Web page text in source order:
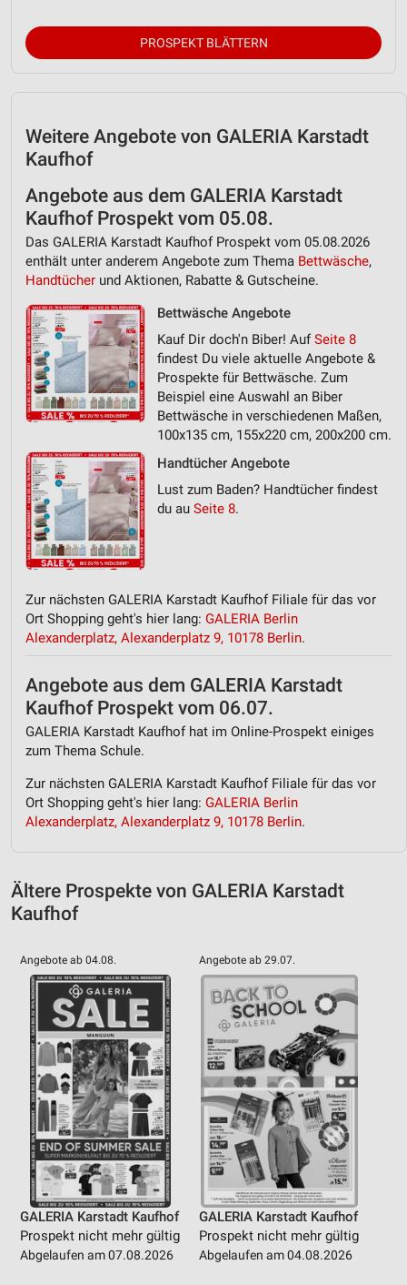
PROSPEKT BLÄTTERN
Weitere Angebote von GALERIA Karstadt
Kaufhof
Angebote aus dem GALERIA Karstadt
Kaufhof Prospekt vom 05.08.
Das GALERIA Karstadt Kaufhof Prospekt vom 05.08.2026
enthält unter anderem Angebote zum Thema Bettwäsche,
Handtücher und Aktionen, Rabatte & Gutscheine.
Bettwäsche Angebote
Kauf Dir doch'n Biber! AufSeite 8
findest Du viele aktuelle Angebote &
Prospekte für Bettwäsche. Zum
Beispiel eine Auswahl an Biber
Bettwäsche in verschiedenen Maßen,
100x135 cm, 155x220 cm, 200x200 cm.
Handtücher Angebote
Lust zum Baden? Handtücher findest
du au Seite 8.
Zur nächsten GALERIA Karstadt Kaufhof Filiale für das vor
Ort Shopping geht's hier lang: GALERIA Berlin
Alexanderplatz, Alexanderplatz 9, 10178 Berlin.
Angebote aus dem GALERIA Karstadt
Kaufhof Prospekt vom 06.07.
GALERIA Karstadt Kaufhof hat im Online-Prospekt einiges
zum Thema Schule.
Zur nächsten GALERIA Karstadt Kaufhof Filiale für das vor
Ort Shopping geht's hier lang: GALERIA Berlin
Alexanderplatz, Alexanderplatz 9, 10178 Berlin.
Ältere Prospekte von GALERIA Karstadt
Kaufhof
Angebote ab 04.08.
GALERIA Karstadt Kaufhof
Prospekt nicht mehr gültig
Abgelaufen am 07.08.2026
Angebote ab 29.07.
GALERIA Karstadt Kaufhof
Prospekt nicht mehr gültig
Abgelaufen am 04.08.2026
Kombinationen von Daten aus verschiedenen
Inhalten
IAB-Besonderheiten:
Verwendung genauer Standortdaten
Geräte anhand von aktiv angeforderten
Informationen identifizieren
Nicht-IAB-Verarbeitungszwecke:
Notwendig
Performance
Funktional
Werbung